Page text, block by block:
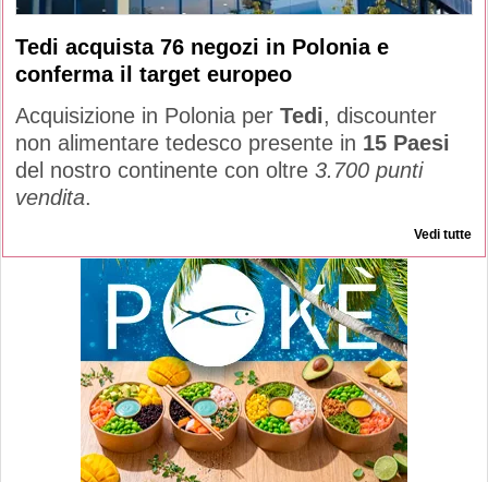
Tedi acquista 76 negozi in Polonia e
conferma il target europeo
Acquisizione in Polonia per Tedi, discounter
non alimentare tedesco presente in 15 Paesi
del nostro continente con oltre 3.700 punti
vendita.
Vedi tutte